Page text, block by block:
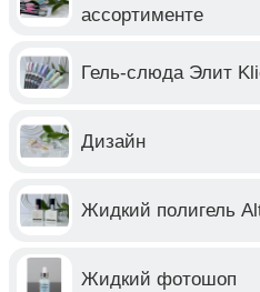
ассортименте
Гель-слюда Элит
Дизайн
Жидкий полигель
Жидкий фотошоп